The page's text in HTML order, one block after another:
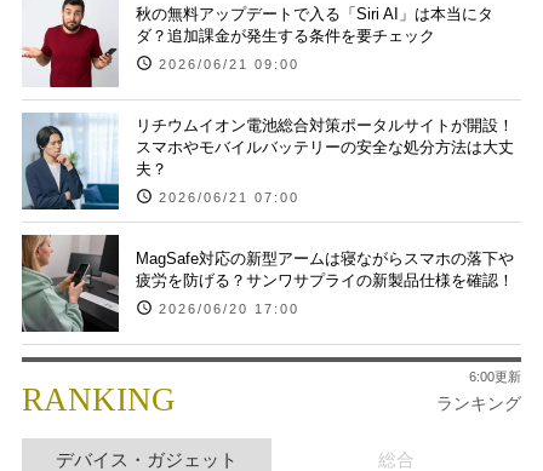
秋の無料アップデートで入る「Siri AI」は本当にタ
ダ？追加課金が発生する条件を要チェック
2026/06/21 09:00
リチウムイオン電池総合対策ポータルサイトが開設！
スマホやモバイルバッテリーの安全な処分方法は大丈
夫？
2026/06/21 07:00
MagSafe対応の新型アームは寝ながらスマホの落下や
疲労を防げる？サンワサプライの新製品仕様を確認！
2026/06/20 17:00
RANKING ランキング
6:00更新
デバイス・ガジェット 総合